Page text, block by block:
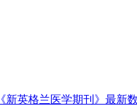
《新英格兰医学期刊》最新